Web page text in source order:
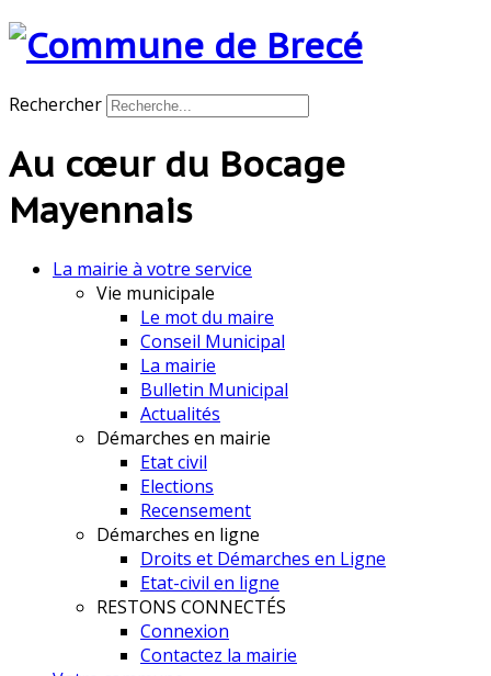
Rechercher
Au cœur du Bocage
Mayennais
La mairie à votre service
Vie municipale
Le mot du maire
Conseil Municipal
La mairie
Bulletin Municipal
Actualités
Démarches en mairie
Etat civil
Elections
Recensement
Démarches en ligne
Droits et Démarches en Ligne
Etat-civil en ligne
RESTONS CONNECTÉS
Connexion
Contactez la mairie